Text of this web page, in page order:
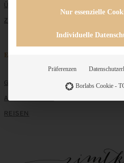
ÜBER MICH
ZUSAMMENARBEIT
Entdecken
GRUNDLAGEN
ALLE REZEPTE
REISEN
Nur essenzielle
Individuelle
Präferenzen
Borlabs Cookie -